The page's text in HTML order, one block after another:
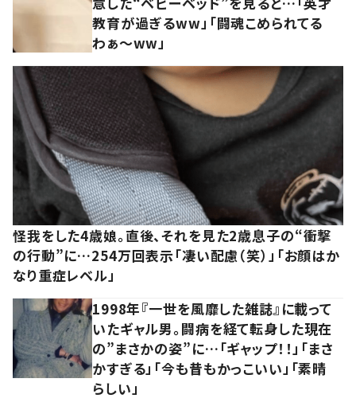
教育が過ぎるww」「闘魂こめられてる
わぁ～ww」
怪我をした4歳娘。直後、それを見た2歳息子の“衝撃
の行動”に…254万回表示「凄い配慮（笑）」「お顔はか
なり重症レベル」
1998年『一世を風靡した雑誌』に載って
いたギャル男。闘病を経て転身した現在
の”まさかの姿”に…「ギャップ！！」「まさ
かすぎる」「今も昔もかっこいい」「素晴
らしい」